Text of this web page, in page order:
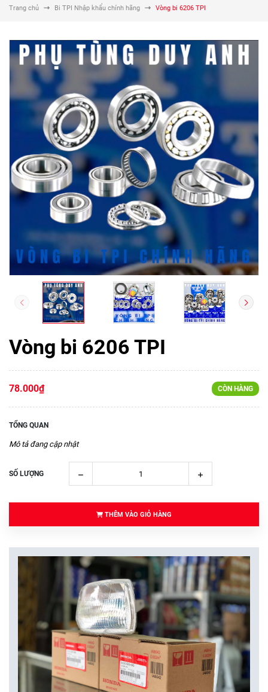
Trang chủ Bi TPI Nhập khẩu chính hãng Vòng bi 6206 TPI
Vòng bi 6206 TPI
78.000₫ CÒN HÀNG
TỔNG QUAN
Mô tả đang cập nhật
SỐ LƯỢNG
THÊM VÀO GIỎ HÀNG